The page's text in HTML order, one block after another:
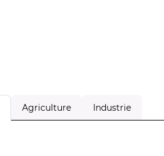
Agriculture Industrie